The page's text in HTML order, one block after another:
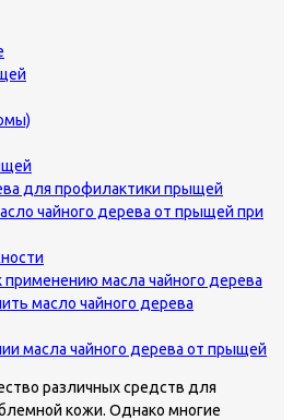
для профилактики прыщей
чайного дерева от прыщей при
применению масла чайного дерева
масло чайного дерева
масла чайного дерева от прыщей
различных средств для
кожи. Однако многие